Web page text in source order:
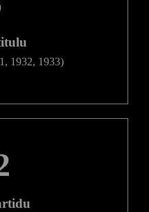
1932, 1933)